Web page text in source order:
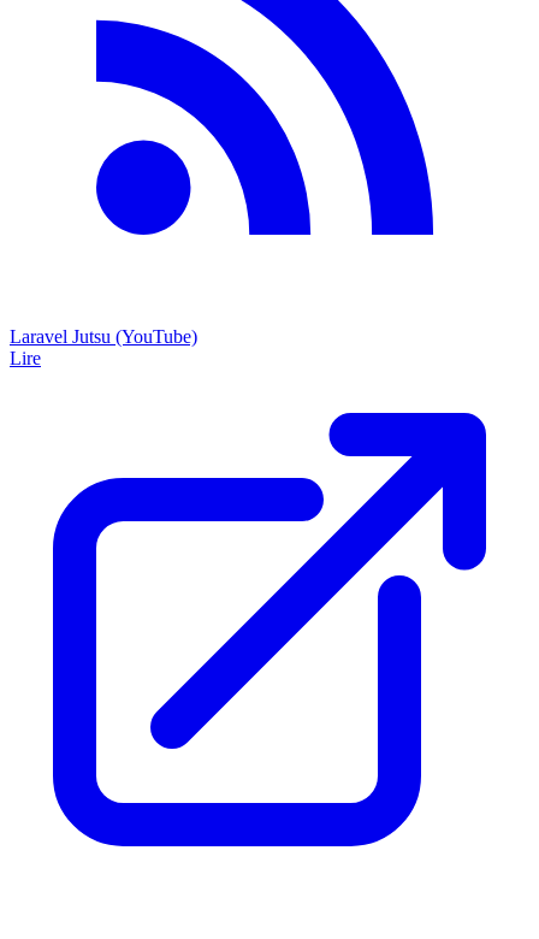
Laravel Jutsu (YouTube)
Lire